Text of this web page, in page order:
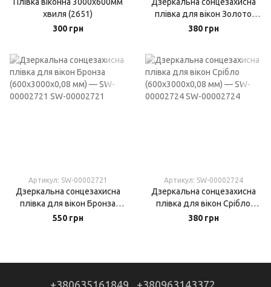
хвиля (2651)
300 грн
плівка для вікон Золото
(600х3000х0,08 мм) — Рулон
380 грн
Артикул: SW-00002721
Дзеркальна сонцезахисна
плівка для вікон Бронза
(600х3000х0,08 мм) — SW-
550 грн
Артикул: SW-00002724
Дзеркальна сонцезахисна
плівка для вікон Срібло
(600х3000х0,08 мм) — SW-
380 грн
+380635161849 +380963143372